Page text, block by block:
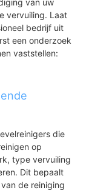
van uw
vervuiling. Laat
bedrijf uit
een onderzoek
vaststellen:
die
op
type vervuiling
Dit bepaalt
de reiniging